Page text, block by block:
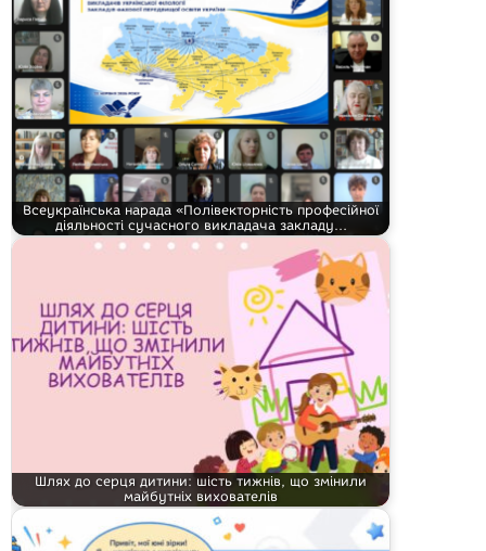
Всеукраїнська нарада «Полівекторність професійної
діяльності сучасного викладача закладу…
Шлях до серця дитини: шість тижнів, що змінили
майбутніх вихователів